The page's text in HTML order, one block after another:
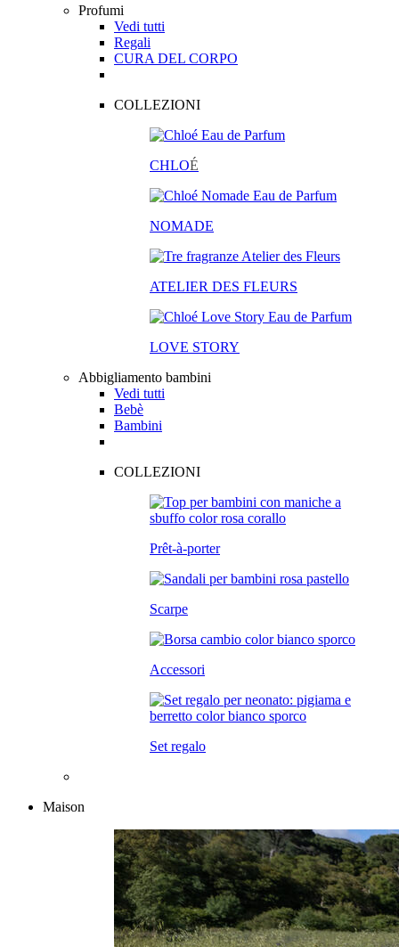
Profumi
Vedi tutti
Regali
CURA DEL CORPO
COLLEZIONI
CHLOÉ
NOMADE
ATELIER DES FLEURS
LOVE STORY
Abbigliamento bambini
Vedi tutti
Bebè
Bambini
COLLEZIONI
Prêt-à-porter
Scarpe
Accessori
Set regalo
Maison